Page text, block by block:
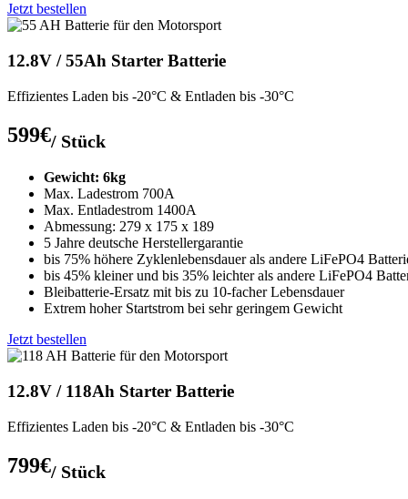
Jetzt bestellen
12.8V / 55Ah Starter Batterie
Effizientes Laden bis -20°C & Entladen bis -30°C
599€/ Stück
Gewicht: 6kg
Max. Ladestrom 700A
Max. Entladestrom 1400A
Abmessung: 279 x 175 x 189
5 Jahre deutsche Herstellergarantie
bis 75% höhere Zyklenlebensdauer als andere LiFePO4
bis 45% kleiner und bis 35% leichter als andere LiFePO4
Bleibatterie-Ersatz mit bis zu 10-facher Lebensdauer
Extrem hoher Startstrom bei sehr geringem Gewicht
Jetzt bestellen
12.8V / 118Ah Starter Batterie
Effizientes Laden bis -20°C & Entladen bis -30°C
799€/ Stück